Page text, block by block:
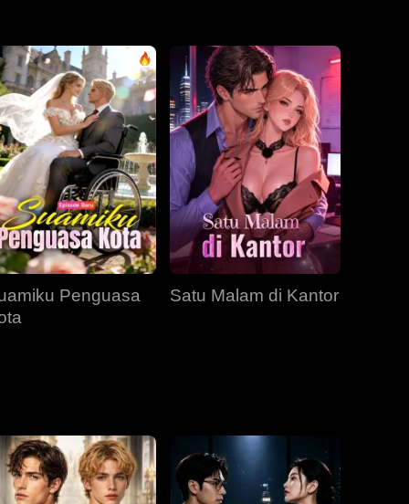
EP 34 EP 35 EP 36
EP 37 EP 38 EP 39
EP 40
Penguasa
Satu Malam di Kantor